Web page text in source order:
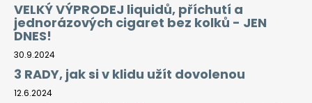
VELKÝ VÝPRODEJ liquidů, příchutí a
jednorázových cigaret bez kolků - JEN
DNES!
30.9.2024
3 RADY, jak si v klidu užít dovolenou
12.6.2024